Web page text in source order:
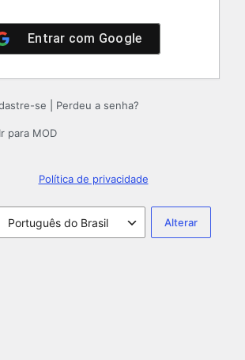
Entrar com Google
se Perdeu a senha?
para MOD
Política de privacidade